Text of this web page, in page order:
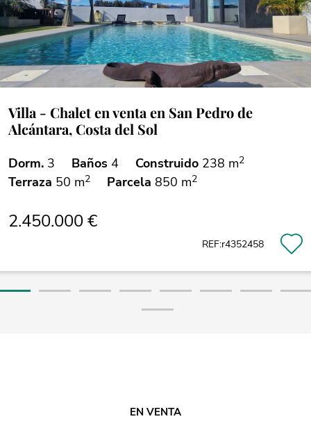
Villa - Chalet en venta en San Pedro de
Alcántara, Costa del Sol
Dorm. 3 Baños 4 Construido 238 m2
Terraza 50 m2 Parcela 850 m2
2.450.000 €
REF:r4352458
EN VENTA